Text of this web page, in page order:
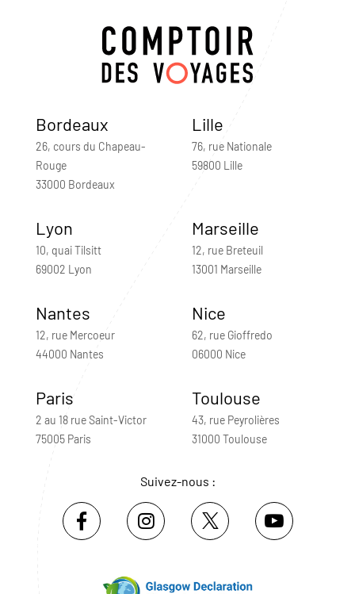
Bordeaux
26, cours du Chapeau-
Rouge
33000 Bordeaux
Lille
76, rue Nationale
59800 Lille
Lyon
10, quai Tilsitt
69002 Lyon
Marseille
12, rue Breteuil
13001 Marseille
Nantes
12, rue Mercoeur
44000 Nantes
Nice
62, rue Gioffredo
06000 Nice
Paris
2 au 18 rue Saint-Victor
75005 Paris
Toulouse
43, rue Peyrolières
31000 Toulouse
Suivez-nous :